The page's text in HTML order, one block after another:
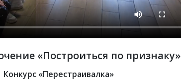
«Построиться по признаку»
Конкурс «Перестраивалка»